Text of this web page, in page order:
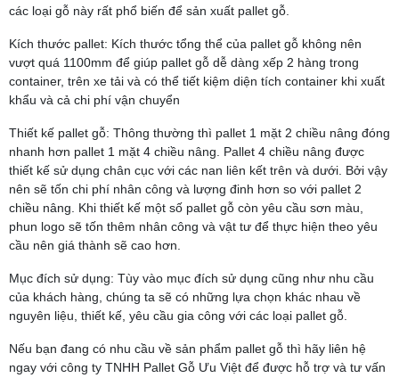
các loại gỗ này rất phổ biến để sản xuất pallet gỗ.
Kích thước pallet: Kích thước tổng thể của pallet gỗ không nên
vượt quá 1100mm để giúp pallet gỗ dễ dàng xếp 2 hàng trong
container, trên xe tải và có thể tiết kiệm diện tích container khi xuất
khẩu và cả chi phí vận chuyển
Thiết kế pallet gỗ: Thông thường thì pallet 1 mặt 2 chiều nâng đóng
nhanh hơn pallet 1 mặt 4 chiều nâng. Pallet 4 chiều nâng được
thiết kế sử dụng chân cục với các nan liên kết trên và dưới. Bởi vậy
nên sẽ tốn chi phí nhân công và lượng đinh hơn so với pallet 2
chiều nâng. Khi thiết kế một số pallet gỗ còn yêu cầu sơn màu,
phun logo sẽ tốn thêm nhân công và vật tư để thực hiện theo yêu
cầu nên giá thành sẽ cao hơn.
Mục đích sử dụng: Tùy vào mục đích sử dụng cũng như nhu cầu
của khách hàng, chúng ta sẽ có những lựa chọn khác nhau về
nguyên liệu, thiết kế, yêu cầu gia công với các loại pallet gỗ.
Nếu bạn đang có nhu cầu về sản phẩm pallet gỗ thì hãy liên hệ
ngay với công ty TNHH Pallet Gỗ Ưu Việt để được hỗ trợ và tư vấn